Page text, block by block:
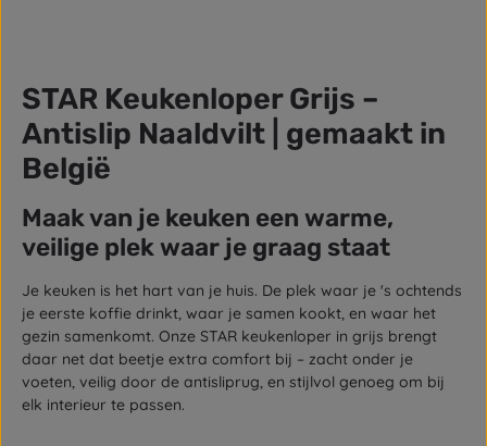
STAR Keukenloper Grijs –
Antislip Naaldvilt | gemaakt in
België
Maak van je keuken een warme,
veilige plek waar je graag staat
Je keuken is het hart van je huis. De plek waar je 's ochtends
je eerste koffie drinkt, waar je samen kookt, en waar het
gezin samenkomt. Onze STAR keukenloper in grijs brengt
daar net dat beetje extra comfort bij – zacht onder je
voeten, veilig door de antisliprug, en stijlvol genoeg om bij
elk interieur te passen.